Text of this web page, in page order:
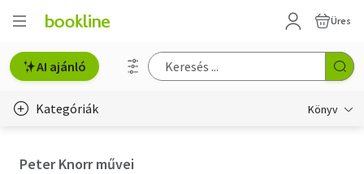
Üres
AI ajánló
Kategóriák Könyv
Peter Knorr művei